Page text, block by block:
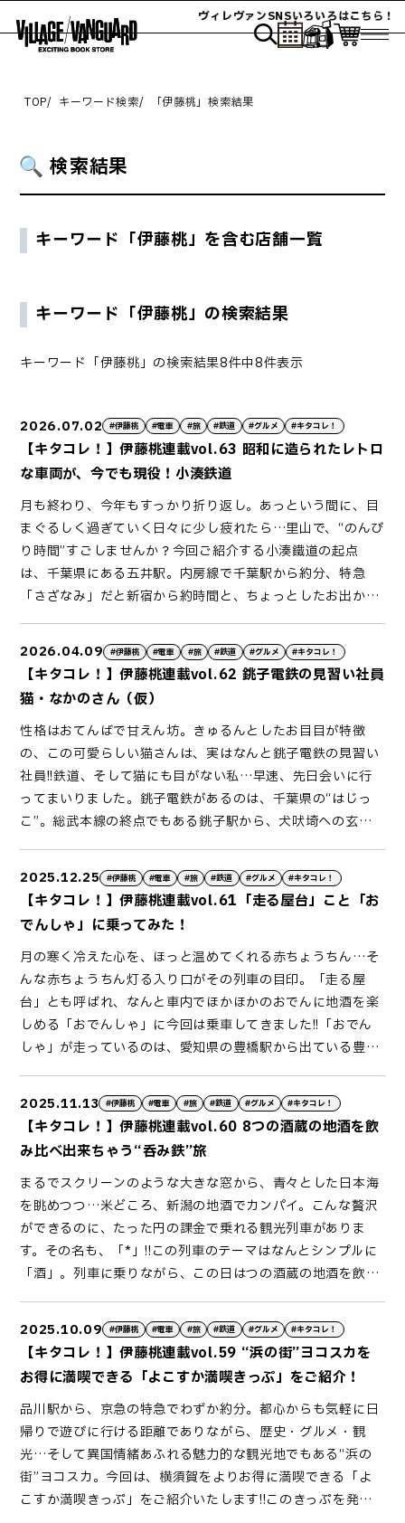
ヴィレヴァンSNSいろいろはこちら！
TOP キーワード検索 「伊藤桃」検索結果
検索結果
キーワード「伊藤桃」を含む店舗一覧
キーワード「伊藤桃」の検索結果
キーワード「伊藤桃」の検索結果8件中8件表示
2026.07.02 #伊藤桃 #電車 #旅 #鉄道 #グルメ #キタコレ！
【キタコレ！】伊藤桃連載vol.63 昭和に造られたレトロ
な車両が、今でも現役！小湊鉄道
月も終わり、今年もすっかり折り返し。あっという間に、目
まぐるしく過ぎていく日々に少し疲れたら…里山で、“のんび
り時間”すごしませんか？今回ご紹介する小湊鐵道の起点
は、千葉県にある五井駅。内房線で千葉駅から約分、特急
「さざなみ」だと新宿から約時間と、ちょっとしたお出かけ
にぴったりな場所にあります。この五井駅から養老渓谷方面
へと延びる路線が、小湊鐵道です。昭和に造られたレトロな
車両が、今でも現役！さらに沿線には、大正時代の開業時か
ら変わらぬ木造駅舎が多く残る、実に魅力的なローカル線で
す。この小湊鐵道にて、地元の食材をふんだんに使ったお弁
当とちょっと贅沢なドリンクを片手に、ゆったりと列車旅を
楽しめる観光列車が誕生しました。その名も「恵キハ」。現
在、発表されている運行日は月までの毎週日曜日。一日乗車
券、お弁当とドリンクがついてお値段は円です。ちなみにド
リンクは、アルコール含む種類の中から種類選べます。乗車
する列車は、キハ形。ロングシートの車両ですが、イベント
に合わせてテーブルが設置されていました。ふと網棚を見上
げると、可愛らしいお花で飾られています。派手ではない、
素朴な魅力が逆にいい。私が選んだファーストドリンクは、
地域限定の「寶クラフト南房総夏みかん」。しゅわっとした
炭酸と、さわやかな夏みかんがとっても美味しいクラフトサ
ワーです。瓶でたっぷりいただけるのも、嬉しい。テーブル
には、ドリンクホルダーもちゃんとあります。列車の出発に
合わせて乾杯して、旅が始まりました。それでは早速お楽し
みのお食事タイム。本日のお弁当はこちらです！ブランチに
ぴったりな、だけどしっかり満足感もあるラインナップ。お
味は、言わずもがな。街中をぬけて、だんだんと田園風景広
がる車窓を眺めながら、ゆっくりと舌鼓をうちました。途
中、沿線随一の利用客である上総牛久駅では、列車がすれ違
うための停車時間が分間あります。ここもまた、昭和レトロ
で大好きな木造駅舎。駅窓口近くには、制帽が置かれてい
て、駅員さんが記念写真をとってくれました。お客さん全員
ににこにこ対応されていて、みんな嬉しそう。この枚が、思
い出になるんですよね。この日はいけませんでしたが、駅舎
には珈琲屋さんも併設しており、テイクアウトすることが可
能です。上総牛久駅から先は本数も少なく、一気にローカル
線の風情が色濃くなっていきます。田園風景を見つつ、私は
本目をゲット。こちらはさわやかだけどキレのある「テキカ
カシードル」です。青森出身としては、やはり地元の応援を
含めてこちらをえらびたい所。ちなみに、ほかのメニューは
こちらですよー！！そして再び、里見駅ではすれ違いのため
に分間の停車時間があります。ここもまた、登録有形文化財
に登録されている渋い木造駅舎なのですが…この日は、ずい
ぶんと活気にあふれていました。こちらは地元有志の会の方
による「喜動房倶楽部」の皆様。お弁当や軽食などから産直
2026.04.09 #伊藤桃 #電車 #旅 #鉄道 #グルメ #キタコレ！
【キタコレ！】伊藤桃連載vol.62 銚子電鉄の見習い社員
猫・なかのさん（仮）
性格はおてんばで甘えん坊。きゅるんとしたお目目が特徴
の、この可愛らしい猫さんは、実はなんと銚子電鉄の見習い
社員!!鉄道、そして猫にも目がない私…早速、先日会いに行
ってまいりました。銚子電鉄があるのは、千葉県の“はじっ
こ”。総武本線の終点でもある銚子駅から、犬吠埼への玄関
口である犬吠駅をすぎ、のどかな漁村広がる外川駅までを結
んでいます。全長約.・駅と短い路線を、昭和生まれの可愛ら
しい車両がごとごと走るローカル線です。なかのさん（仮）
がやってきたのは、その中の仲ノ町駅。周辺にはヤマサ醤油
工場が広がり、醤油の甘くて香ばしい香りが周辺に漂ってい
ます。ちなみに、なかのさん（仮）は、（仮）までが名前だ
そう。昨年の月日、鉄道の日に仲ノ町駅前で弱っている所を
駅員さん保護されました。もちろん勤務時間中ですが、「子
猫が弱っている」と社長に報告をしたところ、すぐにレスキ
ューするようにといわれたとのこと。ローカル線ならではの
温かさがしみいります。当初は駅で保護をしていましたが、
売店で食品を扱っているなどの理由もあり、駅から徒歩分ほ
どのお家に引き取られる事となりました。それでも週末を中
心に、仲ノ町駅に“出勤”しており、気軽に会う事が出来ま
す。まだ子猫ですので駅舎にいるのは時間、脱走防止の柵も
きちんと取り付けられています。訪れた日の勤務時間は、時
～時。時直前に駅舎へと向かうと、なかのさん（仮）に会う
べく集った方がすでに集まっていました。話を伺うと、こう
いった動物×鉄道が好きな方の推し活は「モフ鉄」というそ
う。中には遠方からいらっしゃる方も！もちろん皆さん動物
好きなので、自由に動き回るなかのさん（仮）をにこにこと
見守っていました。なかのさん（仮）にメロメロなのは、駅
の方々も一緒です。時間に往復程度と、のどかな銚子電鉄さ
ん。駅員さんも整備士さんも、一緒になってなかのさん
（仮）を愛でていました。そしてこの駅舎自体が、木造でレ
トロな造りなのがまたよい。ここには、穏やかな時間が流れ
ていました。さてはて、この銚子電鉄は「赤字」で「まず
い」、「崖っぷち」な路線。これは悪口ではなくて、本人た
ちが発信している言葉なのです。路線名の愛称も「崖っぷち
ライン」。これを逆手にとって、「まずい棒」などユニーク
2025.12.25 #伊藤桃 #電車 #旅 #鉄道 #グルメ #キタコレ！
【キタコレ！】伊藤桃連載vol.61「走る屋台」こと「お
でんしゃ」に乗ってみた！
月の寒く冷えた心を、ほっと温めてくれる赤ちょうちん…そ
んな赤ちょうちん灯る入り口がその列車の目印。「走る屋
台」とも呼ばれ、なんと車内でほかほかのおでんに地酒を楽
しめる「おでんしゃ」に今回は乗車してきました!!「おでん
しゃ」が走っているのは、愛知県の豊橋駅から出ている豊橋
く、年の戦後生まれ。まごうことなき“昭和レトロ”な車両
が、今も現役で走っています。「おでんしゃ」自体もすでに
年間運行していますが、今もなお予約開始とともにすぐに埋
まってしまう人気ぶり。その人気の秘密は、“あたたかさ”に
ありました。運行は水曜、そして金土日の週末。今回私は、
金曜日の便に乗車しました。時分の集合時間をめがけて乗り
場に行き、まずは受付です。明るいアテンダントさんが「伊
藤さん？どうぞどうぞ！」と声をけてくれて、足早に乗車し
ました。中に入ってびっくり！車内には、「おでんしゃ」と
そして長机の上には、おでんとおつまみのお弁当と、マスに
入ったカップ酒が用意されています。こちらが、こよいの宴
の場。日本酒の他に、生ビールは飲み放題！缶チューハイや
ソフトドリンクなども数量限定ですが用意されています。テ
ーブルは大きく２つに分かれており、どちらサイドにもアテ
ンダントさんがついていてくれていました。まずは、このア
テンダントさんの音頭で乾杯です。実は私は人参加。当然、
まわりは全員初対面ですがアテンダントさんが人人に話を振
ってくれて、決して“ぼっち”な気分にはなりません。福岡か
2025.11.13 #伊藤桃 #電車 #旅 #鉄道 #グルメ #キタコレ！
【キタコレ！】伊藤桃連載vol.60 8つの酒蔵の地酒を飲
み比べ出来ちゃう“呑み鉄”旅
まるでスクリーンのような大きな窓から、青々とした日本海
を眺めつつ…米どころ、新潟の地酒でカンパイ。こんな贅沢
ができるのに、たった円の課金で乗れる観光列車がありま
す。その名も、「*」!!この列車のテーマはなんとシンプルに
「酒」。列車に乗りながら、この日はつの酒蔵の地酒を飲み
蔵、そして“＊（アスタリスク）”は米・雪・花をイメージし
ています。主に運行しているのは新潟県内ですが、埼玉県を
始めさまざまな地域でも走ることも。今回私は、新潟県の上
越妙高駅から新津駅まで乗車してきました。さて、この日の
出発は時分。艶やかな青に、シックな白がクールな車両が入
線してきました。このようにおしゃれな見た目ですが、車両
自体はまさに昭和レトロ。昭和年製造の国鉄車両です。で
も、まったく古さを感じないのがすごい！まず私が乗車する
号車は、普通運賃＋円の指定券で乗車できる車両です。窓は
2025.10.09 #伊藤桃 #電車 #旅 #鉄道 #グルメ #キタコレ！
【キタコレ！】伊藤桃連載vol.59 “浜の街”ヨコスカを
お得に満喫できる「よこすか満喫きっぷ」をご紹介！
品川駅から、京急の特急でわずか約分。都心からも気軽に日
帰りで遊びに行ける距離でありながら、歴史・グルメ・観
光…そして異国情緒あふれる魅力的な観光地でもある“浜の
街”ヨコスカ。今回は、横須賀をよりお得に満喫できる「よ
こすか満喫きっぷ」をご紹介いたします!!このきっぷを発行